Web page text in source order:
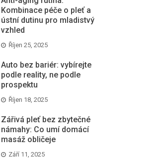
Kombinace péče o pleť a
ústní dutinu pro mladistvý
vzhled
Říjen 25, 2025
Auto bez bariér: vybírejte
podle reality, ne podle
prospektu
Říjen 18, 2025
Zářivá pleť bez zbytečné
námahy: Co umí domácí
masáž obličeje
Září 11, 2025